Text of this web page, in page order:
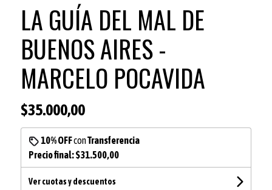
LA GUÍA DEL MAL DE
BUENOS AIRES -
MARCELO POCAVIDA
$35.000,00
10% OFFconTransferencia
Precio final:$31.500,00
Ver cuotas y descuentos